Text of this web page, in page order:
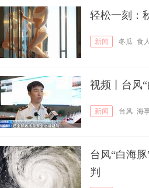
轻松一刻：
新闻 冬瓜 食
视频丨台风
新闻 台风 海
台风“白海
判